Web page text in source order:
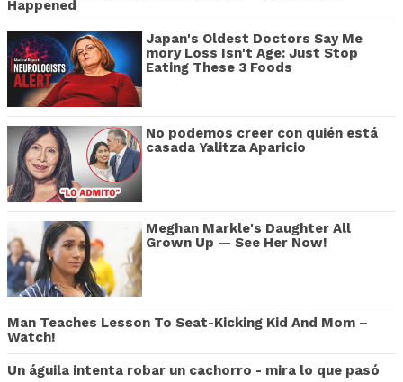
Happened
Japan's Oldest Doctors Say Me​
mory Lo​ss Isn't Age: Just Stop
Eating These 3 Foods
No podemos creer con quién está
casada Yalitza Aparicio
Meghan Markle's Daughter All
Grown Up — See Her Now!
Man Teaches Lesson To Seat-Kicking Kid And Mom –
Watch!
Un águila intenta robar un cachorro - mira lo que pasó